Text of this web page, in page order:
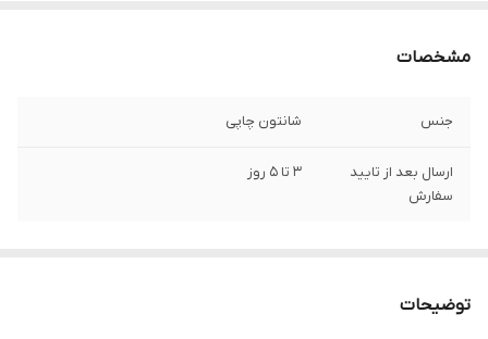
مشخصات
جنس شانتون چاپی
ارسال بعد از تایید
سفارش
3 تا 5 روز
توضیحات